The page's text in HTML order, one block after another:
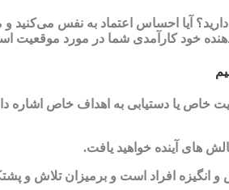
آیا احساس اعتماد به نفس می‌کنید و
خود کارآمدی شما در مورد موقعیت
خاص یا دستیابی به اهداف خاص
های آینده خواهید یافت.
افراد است و برمیزان تلاش و